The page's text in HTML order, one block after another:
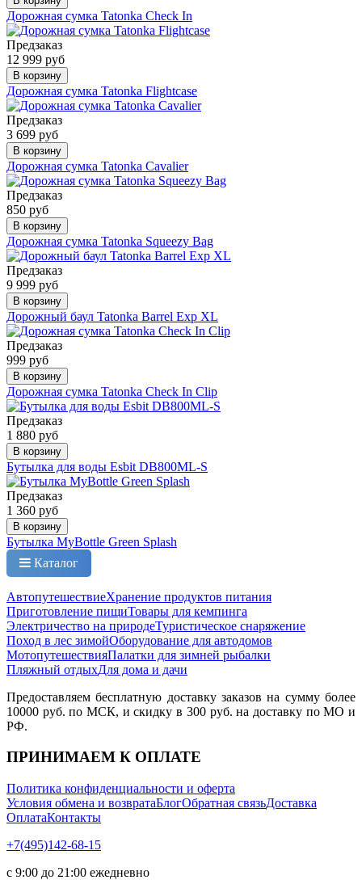
Дорожная сумка Tatonka Check In
Предзаказ
12 999 руб
В корзину
Дорожная сумка Tatonka Flightcase
Предзаказ
3 699 руб
В корзину
Дорожная сумка Tatonka Cavalier
Предзаказ
850 руб
В корзину
Дорожная сумка Tatonka Squeezy Bag
Предзаказ
9 999 руб
В корзину
Дорожный баул Tatonka Barrel Exp XL
Предзаказ
999 руб
В корзину
Дорожная сумка Tatonka Check In Clip
Предзаказ
1 880 руб
В корзину
Бутылка для воды Esbit DB800ML-S
Предзаказ
1 360 руб
В корзину
Бутылка MyBottle Green Splash
Каталог
АвтопутешествиеХранение продуктов питания
Приготовление пищиТовары для кемпинга
Электричество на природеТуристическое снаряжение
Поход в лес зимойОборудование для автодомов
МотопутешествияПалатки для зимней рыбалки
Пляжный отдыхДля дома и дачи
Предоставляем бесплатную доставку заказов на сумму более
10000 руб. по МСК, и скидку в 300 руб. на доставку по МО и
РФ.
ПРИНИМАЕМ К ОПЛАТЕ
Политика конфиденциальности и оферта
Условия обмена и возвратаБлогОбратная связьДоставка
ОплатаКонтакты
+7(495)142-68-15
с 9:00 до 21:00 ежедневно